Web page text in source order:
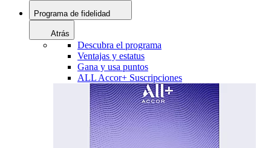
Programa de fidelidad
Atrás
Descubra el programa
Ventajas y estatus
Gana y usa puntos
ALL Accor+ Suscripciones